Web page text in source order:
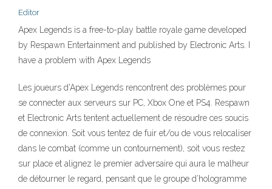
Editor
Apex Legends is a free-to-play battle royale game developed
by Respawn Entertainment and published by Electronic Arts. I
have a problem with Apex Legends
Les joueurs d'Apex Legends rencontrent des problèmes pour
se connecter aux serveurs sur PC, Xbox One et PS4. Respawn
et Electronic Arts tentent actuellement de résoudre ces soucis
de connexion. Soit vous tentez de fuir et/ou de vous relocaliser
dans le combat (comme un contournement), soit vous restez
sur place et alignez le premier adversaire qui aura le malheur
de détourner le regard, pensant que le groupe d’hologramme